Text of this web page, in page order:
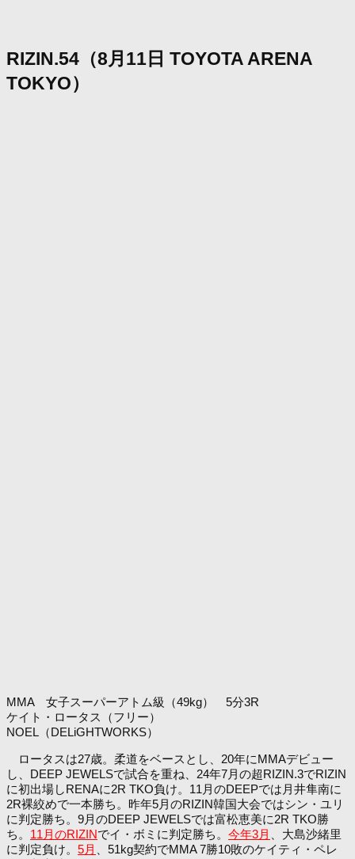
RIZIN.54（8月11日 TOYOTA ARENA
TOKYO）
MMA 女子スーパーアトム級（49kg） 5分3R
ケイト・ロータス（フリー）
NOEL（DELiGHTWORKS）
ロータスは27歳。柔道をベースとし、20年にMMAデビュー
し、DEEP JEWELSで試合を重ね、24年7月の超RIZIN.3でRIZIN
に初出場しRENAに2R TKO負け。11月のDEEPでは月井隼南に
2R裸絞めで一本勝ち。昨年5月のRIZIN韓国大会ではシン・ユリ
に判定勝ち。9月のDEEP JEWELSでは富松恵美に2R TKO勝
ち。 11月のRIZINでイ・ボミに判定勝ち。 今年3月
、大島沙緒里
に判定負け。 5月
、51kg契約でMMA 7勝10敗のケイティ・ペレ